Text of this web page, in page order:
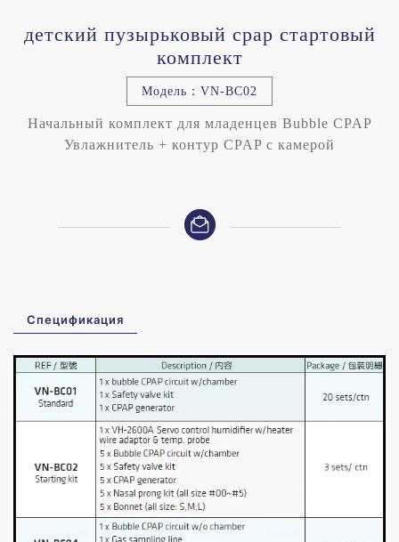
детский пузырьковый cpap стартовый
комплект
Модель：VN-BC02
Начальный комплект для младенцев Bubble CPAP
Увлажнитель + контур CPAP с камерой
Спецификация